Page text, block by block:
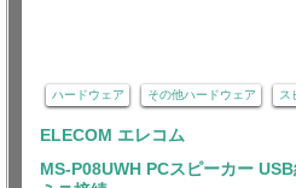
ハードウェア その他ハードウェア ス
ELECOM エレコム
MS-P08UWH PCスピーカー